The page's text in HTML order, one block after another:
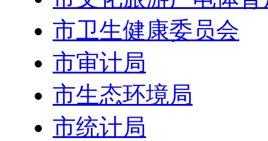
市卫生健康委员会
市审计局
市生态环境局
市统计局